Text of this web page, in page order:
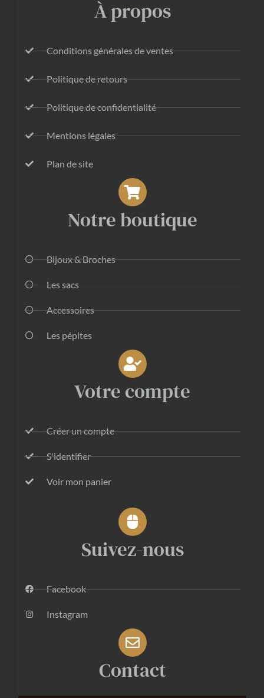
À propos
Conditions générales de ventes
Politique de retours
Politique de confidentialité
Mentions légales
Plan de site
Notre boutique
Bijoux & Broches
Les sacs
Accessoires
Les pépites
Votre compte
Créer un compte
S'identifier
Voir mon panier
Suivez-nous
Facebook
Instagram
Contact